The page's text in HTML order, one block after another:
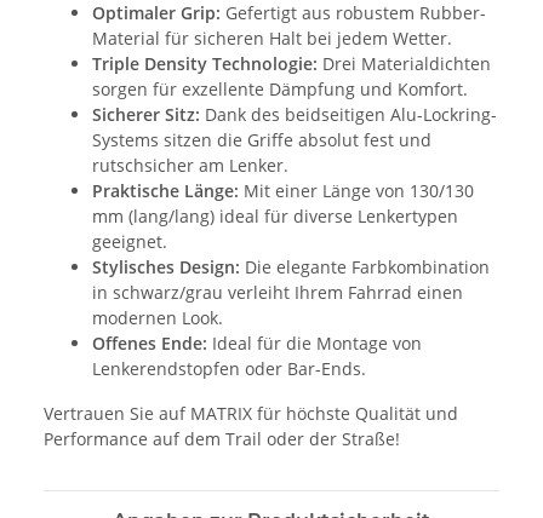
Optimaler Grip: Gefertigt aus robustem Rubber-
Material für sicheren Halt bei jedem Wetter.
Triple Density Technologie: Drei Materialdichten
sorgen für exzellente Dämpfung und Komfort.
Sicherer Sitz: Dank des beidseitigen Alu-Lockring-
Systems sitzen die Griffe absolut fest und
rutschsicher am Lenker.
Praktische Länge: Mit einer Länge von 130/130
mm (lang/lang) ideal für diverse Lenkertypen
geeignet.
Stylisches Design: Die elegante Farbkombination
in schwarz/grau verleiht Ihrem Fahrrad einen
modernen Look.
Offenes Ende: Ideal für die Montage von
Lenkerendstopfen oder Bar-Ends.
Vertrauen Sie auf MATRIX für höchste Qualität und
Performance auf dem Trail oder der Straße!